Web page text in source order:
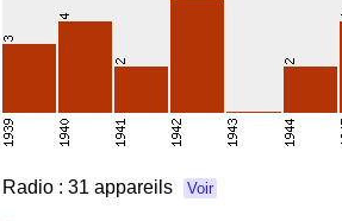
Radio : 31 appareils Voir